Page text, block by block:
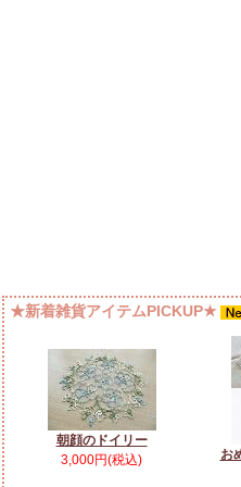
★新着雑貨アイテムPICKUP★
朝顔のドイリー
3,000円(税込)
お